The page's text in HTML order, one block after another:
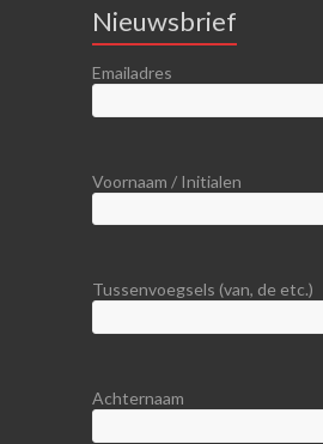
Nieuwsbrief
Emailadres
Voornaam / Initialen
Tussenvoegsels (van, de etc.)
Achternaam